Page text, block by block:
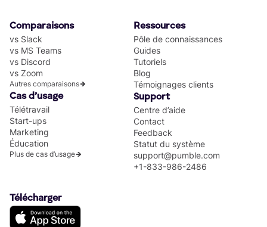
Comparaisons
vs Slack
vs MS Teams
vs Discord
vs Zoom
Autres comparaisons
Cas d’usage
Télétravail
Start-ups
Marketing
Éducation
Plus de cas d’usage
Ressources
Pôle de connaissances
Guides
Tutoriels
Blog
Témoignages clients
Support
Centre d’aide
Contact
Feedback
Statut du système
support@pumble.com
+1-833-986-2486
Télécharger